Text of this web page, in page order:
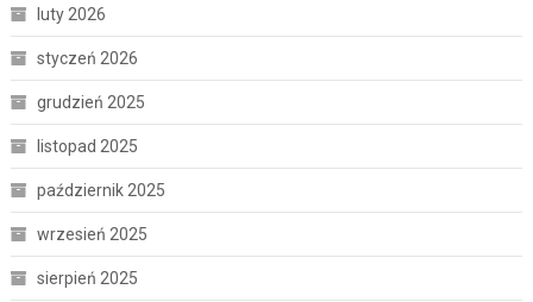
luty 2026
styczeń 2026
grudzień 2025
listopad 2025
październik 2025
wrzesień 2025
sierpień 2025